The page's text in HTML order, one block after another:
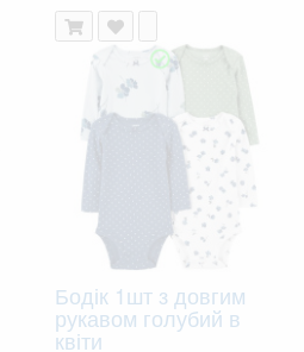
Бодік 1шт з довгим
рукавом голубий в
квіти